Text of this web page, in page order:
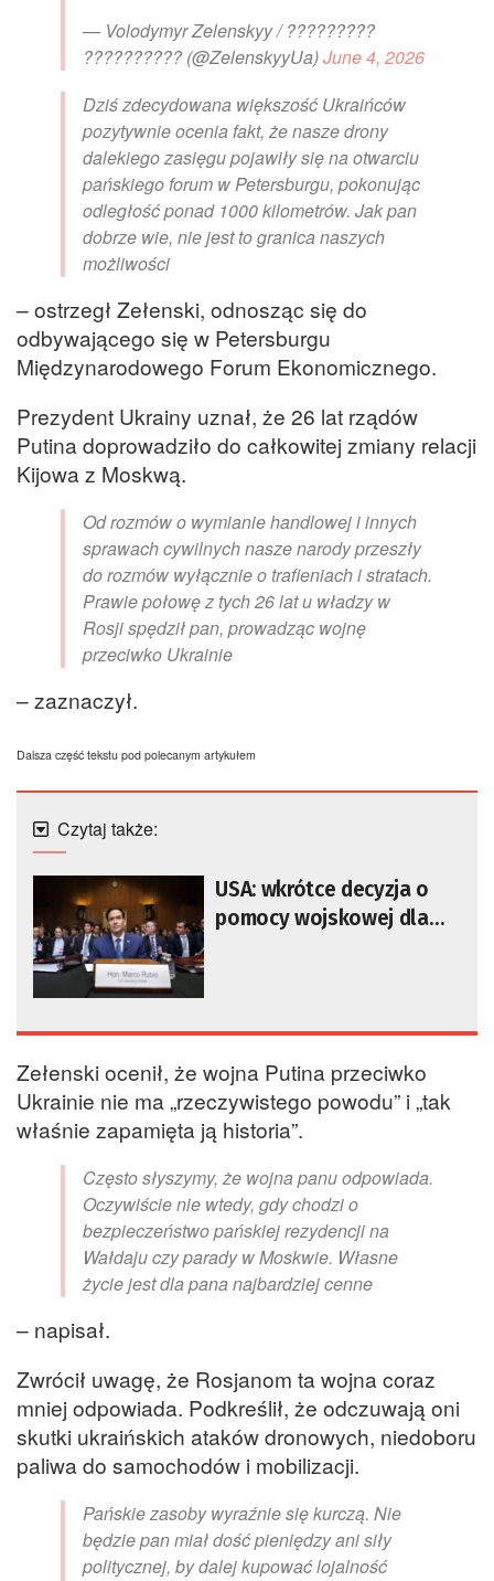
— Volodymyr Zelenskyy / ?????????
?????????? (@ZelenskyyUa)June 4, 2026
Dziś zdecydowana większość Ukraińców
pozytywnie ocenia fakt, że nasze drony
dalekiego zasięgu pojawiły się na otwarciu
pańskiego forum w Petersburgu, pokonując
odległość ponad 1000 kilometrów. Jak pan
dobrze wie, nie jest to granica naszych
możliwości
– ostrzegł Zełenski, odnosząc się do
odbywającego się w Petersburgu
Międzynarodowego Forum Ekonomicznego.
Prezydent Ukrainy uznał, że 26 lat rządów
Putina doprowadziło do całkowitej zmiany relacji
Kijowa z Moskwą.
Od rozmów o wymianie handlowej i innych
sprawach cywilnych nasze narody przeszły
do rozmów wyłącznie o trafieniach i stratach.
Prawie połowę z tych 26 lat u władzy w
Rosji spędził pan, prowadząc wojnę
przeciwko Ukrainie
– zaznaczył.
Dalsza część tekstu pod polecanym artykułem
Czytaj także:
USA: wkrótce decyzja o
pomocy wojskowej dla
Zełenski ocenił, że wojna Putina przeciwko
Ukrainie nie ma „rzeczywistego powodu” i „tak
właśnie zapamięta ją historia”.
Często słyszymy, że wojna panu odpowiada.
Oczywiście nie wtedy, gdy chodzi o
bezpieczeństwo pańskiej rezydencji na
Wałdaju czy parady w Moskwie. Własne
życie jest dla pana najbardziej cenne
– napisał.
Zwrócił uwagę, że Rosjanom ta wojna coraz
mniej odpowiada. Podkreślił, że odczuwają oni
skutki ukraińskich ataków dronowych, niedoboru
paliwa do samochodów i mobilizacji.
Pańskie zasoby wyraźnie się kurczą. Nie
będzie pan miał dość pieniędzy ani siły
politycznej, by dalej kupować lojalność